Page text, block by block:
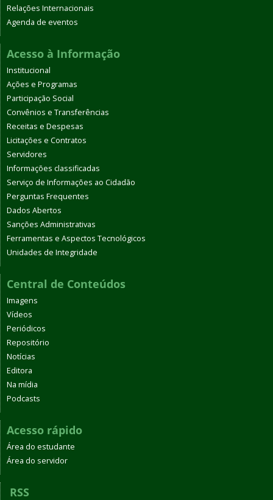
Relações Internacionais
Agenda de eventos
Acesso à Informação
Institucional
Ações e Programas
Participação Social
Convênios e Transferências
Receitas e Despesas
Licitações e Contratos
Servidores
Informações classificadas
Serviço de Informações ao Cidadão
Perguntas Frequentes
Dados Abertos
Sanções Administrativas
Ferramentas e Aspectos Tecnológicos
Unidades de Integridade
Central de Conteúdos
Imagens
Vídeos
Periódicos
Repositório
Notícias
Editora
Na mídia
Podcasts
Acesso rápido
Área do estudante
Área do servidor
RSS